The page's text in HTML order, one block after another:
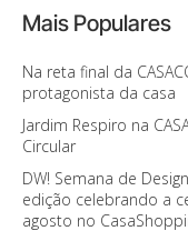
Mais Populares
Na reta final da
protagonista da casa
Jardim Respiro na
Circular
DW! Semana de
edição celebrando a
agosto no